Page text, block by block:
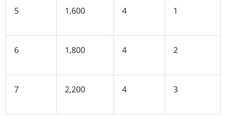
5 1,600 4 1
6 1,800 4 2
7 2,200 4 3